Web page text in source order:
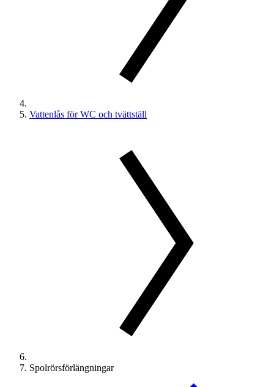
Vattenlås för WC och tvättställ
Spolrörsförlängningar